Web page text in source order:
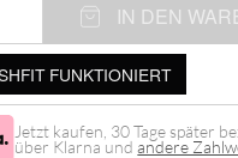
IN DEN
FUNKTIONIERT
Jetzt kaufen, 30 Tage später
über Klarna undandere